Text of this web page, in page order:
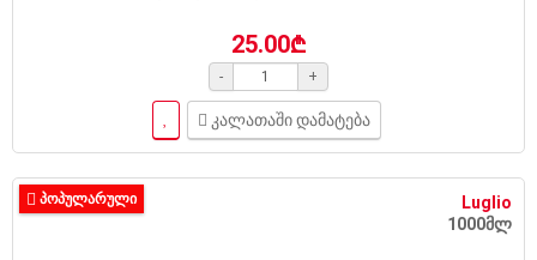
25.00₾
- +
კალათაში დამატება
Luglio
1000მლ
ᲞᲝᲞᲣᲚᲐᲠᲣᲚᲘ